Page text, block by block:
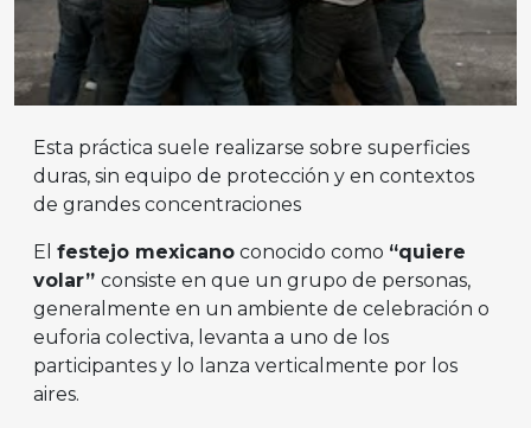
Esta práctica suele realizarse sobre superficies
duras, sin equipo de protección y en contextos
de grandes concentraciones
El festejo mexicano conocido como “quiere
volar” consiste en que un grupo de personas,
generalmente en un ambiente de celebración o
euforia colectiva, levanta a uno de los
participantes y lo lanza verticalmente por los
aires.